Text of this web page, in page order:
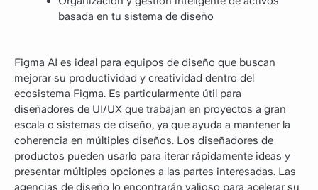
basada en tu sistema de diseño
Figma AI es ideal para equipos de diseño que buscan
mejorar su productividad y creatividad dentro del
ecosistema Figma. Es particularmente útil para
diseñadores de UI/UX que trabajan en proyectos a gran
escala o sistemas de diseño, ya que ayuda a mantener la
coherencia en múltiples diseños. Los diseñadores de
productos pueden usarlo para iterar rápidamente ideas y
presentar múltiples opciones a las partes interesadas. Las
agencias de diseño lo encontrarán valioso para acelerar su